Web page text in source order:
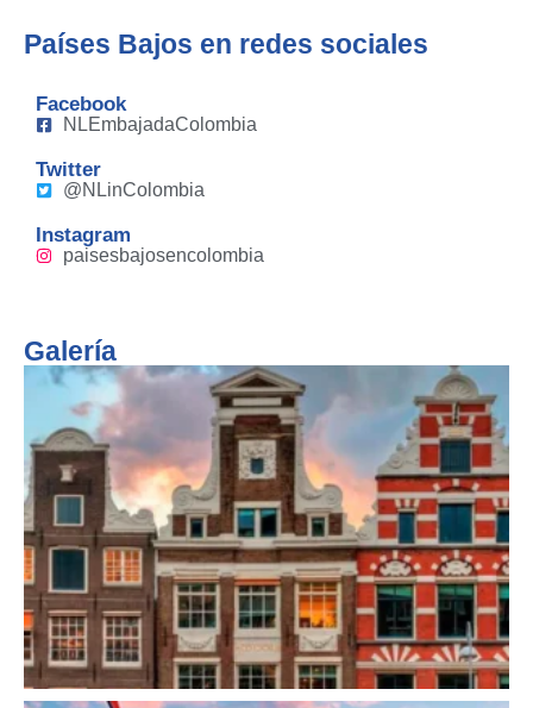
Países Bajos en redes sociales
Facebook
NLEmbajadaColombia
Twitter
@NLinColombia
Instagram
paisesbajosencolombia
Galería